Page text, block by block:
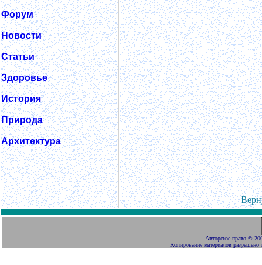
Форум
Новости
Статьи
Здоровье
История
Природа
Архитектура
Авторское право ©
Копирование материалов